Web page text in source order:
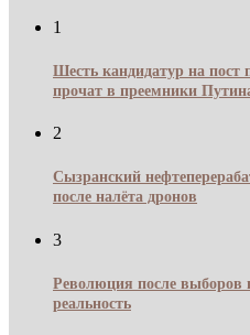
1
Шесть кандидатур на пост
прочат в преемники
2
Сызранский
после налёта дронов
3
Революция после выборов
реальность